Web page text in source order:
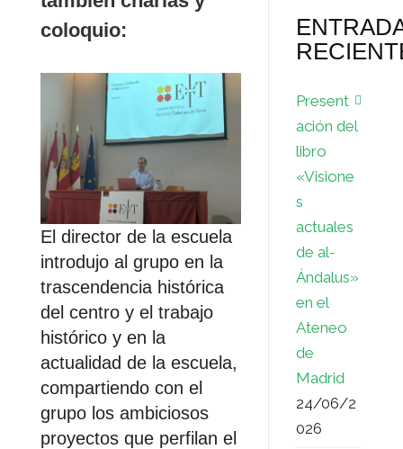
coloquio:
El director de la escuela
introdujo al grupo en la
trascendencia histórica
del centro y el trabajo
histórico y en la
actualidad de la escuela,
compartiendo con el
grupo los ambiciosos
proyectos que perfilan el
Present
ación del
libro
«Visione
s
actuales
de al-
Ándalus»
en el
Ateneo
de
Madrid
24/06/2
026